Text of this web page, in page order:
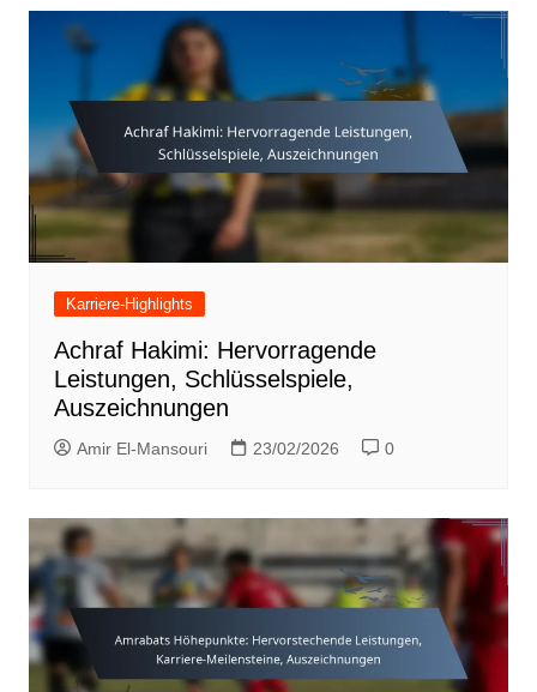
Karriere-Highlights
Achraf Hakimi: Hervorragende
Leistungen, Schlüsselspiele,
Auszeichnungen
Amir El-Mansouri 23/02/2026 0